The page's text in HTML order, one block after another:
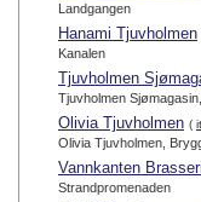
Landgangen
Hanami Tjuvholmen
Kanalen
Tjuvholmen
Tjuvholmen
Olivia Tjuvholmen (
Olivia Tjuvholmen,
Vannkanten
Strandpromenaden